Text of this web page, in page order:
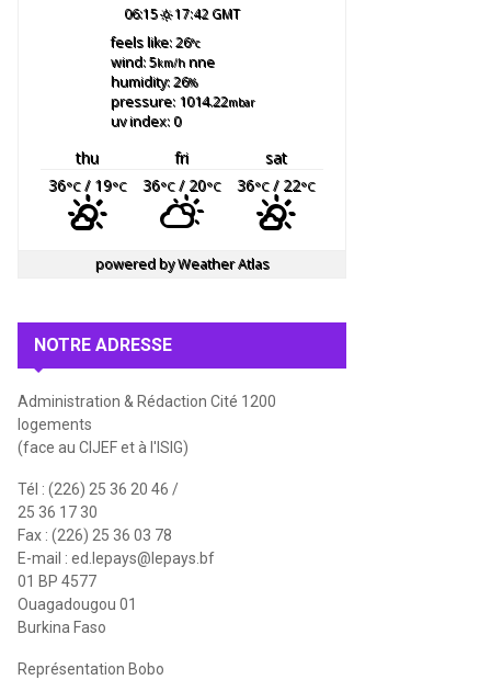
06:15 17:42 GMT
feels like: 26°c
wind: 5km/hnne
humidity: 26%
pressure: 1014.22mbar
uv index: 0
thu fri
sat
36°C/ 19°C 36°C/ 20°C 36°C/ 22°C
powered byWeather Atlas
NOTRE ADRESSE
Administration & Rédaction Cité 1200
logements
(face au CIJEF et à l'ISIG)
Tél : (226) 25 36 20 46 /
25 36 17 30
Fax : (226) 25 36 03 78
E-mail : ed.lepays@lepays.bf
01 BP 4577
Ouagadougou 01
Burkina Faso
Représentation Bobo